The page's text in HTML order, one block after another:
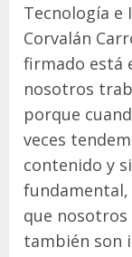
Tecnología e
Corvalán
firmado está
nosotros
porque
veces
contenido y
que
también son